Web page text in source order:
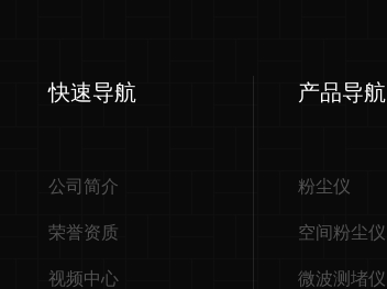
快速导航
公司简介
荣誉资质
视频中心
产品导航
粉尘仪
空间粉尘仪
微波测堵仪